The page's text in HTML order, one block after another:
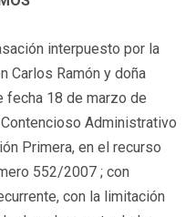
interpuesto por la
Carlos Ramón y doña
fecha 18 de marzo de
Administrativo
Primera, en el recurso
552/2007 ; con
con la limitación